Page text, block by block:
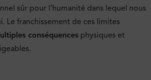
sûr pour l’humanité dans lequel nous
Le franchissement de ces limites
conséquences physiques et